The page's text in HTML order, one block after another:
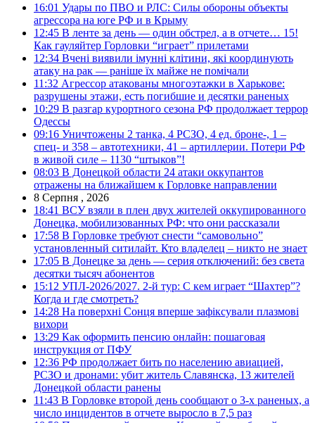
16:01 Удары по ПВО и РЛС: Силы обороны объекты
агрессора на юге РФ и в Крыму
12:45 В ленте за день — один обстрел, а в отчете… 15!
Как гауляйтер Горловки “играет” прилетами
12:34 Вчені виявили імунні клітини, які координують
атаку на рак — раніше їх майже не помічали
11:32 Агрессор атакованы многоэтажки в Харькове:
разрушены этажи, есть погибшие и десятки раненых
10:29 В разгар курортного сезона РФ продолжает террор
Одессы
09:16 Уничтожены 2 танка, 4 РСЗО, 4 ед. броне-, 1 –
спец- и 358 – автотехники, 41 – артиллерии. Потери РФ
в живой силе – 1130 “штыков”!
08:03 В Донецкой области 24 атаки оккупантов
отражены на ближайшем к Горловке направлении
8 Серпня , 2026
18:41 ВСУ взяли в плен двух жителей оккупированного
Донецка, мобилизованных РФ: что они рассказали
17:58 В Горловке требуют снести “самовольно”
установленный ситилайт. Кто владелец – никто не знает
17:05 В Донецке за день — серия отключений: без света
десятки тысяч абонентов
15:12 УПЛ-2026/2027. 2-й тур: С кем играет “Шахтер”?
Когда и где смотреть?
14:28 На поверхні Сонця вперше зафіксували плазмові
вихори
13:29 Как оформить пенсию онлайн: пошаговая
инструкция от ПФУ
12:36 РФ продолжает бить по населению авиацией,
РСЗО и дронами: убит житель Славянска, 13 жителей
Донецкой области ранены
11:43 В Горловке второй день сообщают о 3-х раненых, а
число инцидентов в отчете выросло в 7,5 раз